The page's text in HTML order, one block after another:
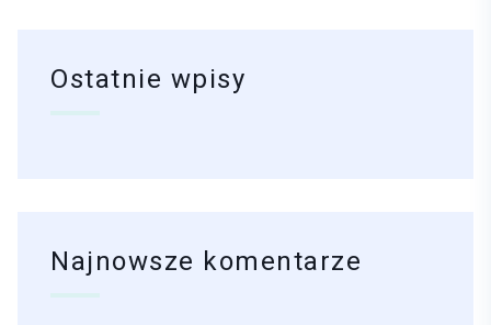
Ostatnie wpisy
Najnowsze komentarze